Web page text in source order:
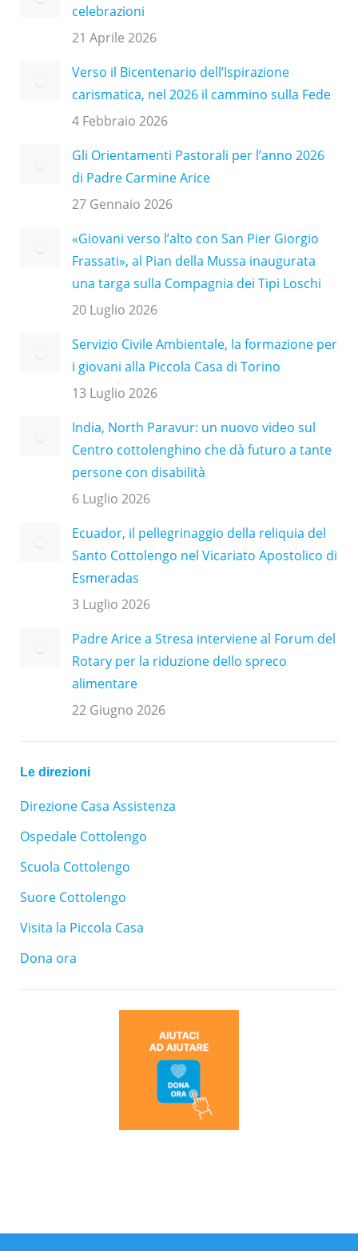
celebrazioni
21 Aprile 2026
Verso il Bicentenario dell’Ispirazione
carismatica, nel 2026 il cammino sulla Fede
4 Febbraio 2026
Gli Orientamenti Pastorali per l’anno 2026
di Padre Carmine Arice
27 Gennaio 2026
«Giovani verso l’alto con San Pier Giorgio
Frassati», al Pian della Mussa inaugurata
una targa sulla Compagnia dei Tipi Loschi
20 Luglio 2026
Servizio Civile Ambientale, la formazione per
i giovani alla Piccola Casa di Torino
13 Luglio 2026
India, North Paravur: un nuovo video sul
Centro cottolenghino che dà futuro a tante
persone con disabilità
6 Luglio 2026
Ecuador, il pellegrinaggio della reliquia del
Santo Cottolengo nel Vicariato Apostolico di
Esmeradas
3 Luglio 2026
Padre Arice a Stresa interviene al Forum del
Rotary per la riduzione dello spreco
alimentare
22 Giugno 2026
Le direzioni
Direzione Casa Assistenza
Ospedale Cottolengo
Scuola Cottolengo
Suore Cottolengo
Visita la Piccola Casa
Dona ora